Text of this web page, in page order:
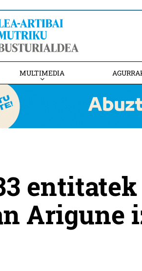
MULTIMEDIA
entitatek
Arigune